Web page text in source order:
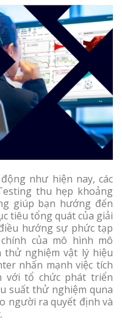
như hiện nay, các
thu hẹp khoảng
giúp bạn hướng đến
tiêu tổng quát của giải
hướng sự phức tạp
của mô hình mô
nghiệm vật lý hiệu
nhấn mạnh việc tích
với tổ chức phát triển
suất thử nghiệm quna
người ra quyết định và